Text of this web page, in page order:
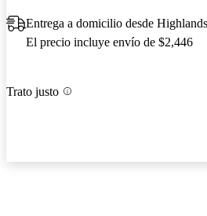
Entrega a domicilio desde
El precio incluye envío de $2,446
Trato justo